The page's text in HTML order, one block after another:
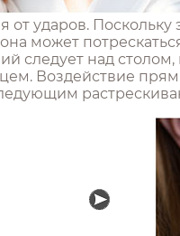
ударов.
может
следует над
Воздействие